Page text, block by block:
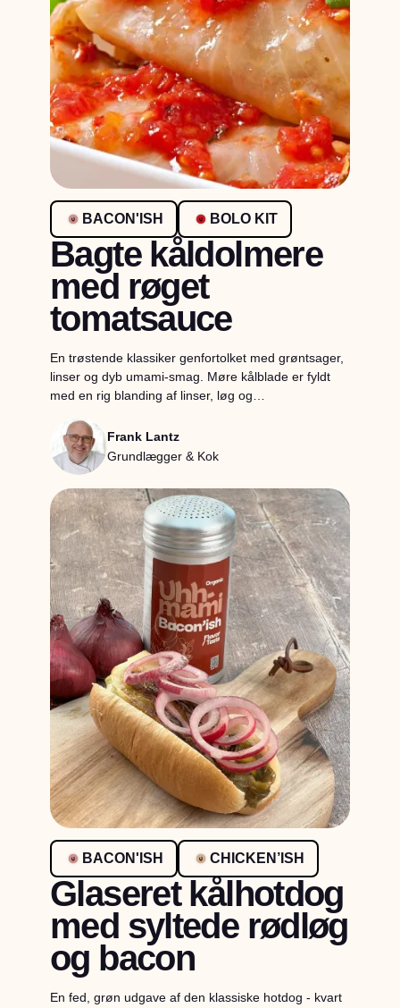
BACON'ISH BOLO KIT
Bagte kåldolmere
med røget
tomatsauce
En trøstende klassiker genfortolket med grøntsager,
linser og dyb umami-smag. Møre kålblade er fyldt
med en rig blanding af linser, løg og…
Frank Lantz
Grundlægger & Kok
BACON'ISH CHICKEN’ISH
Glaseret kålhotdog
med syltede rødløg
og bacon
En fed, grøn udgave af den klassiske hotdog - kvart